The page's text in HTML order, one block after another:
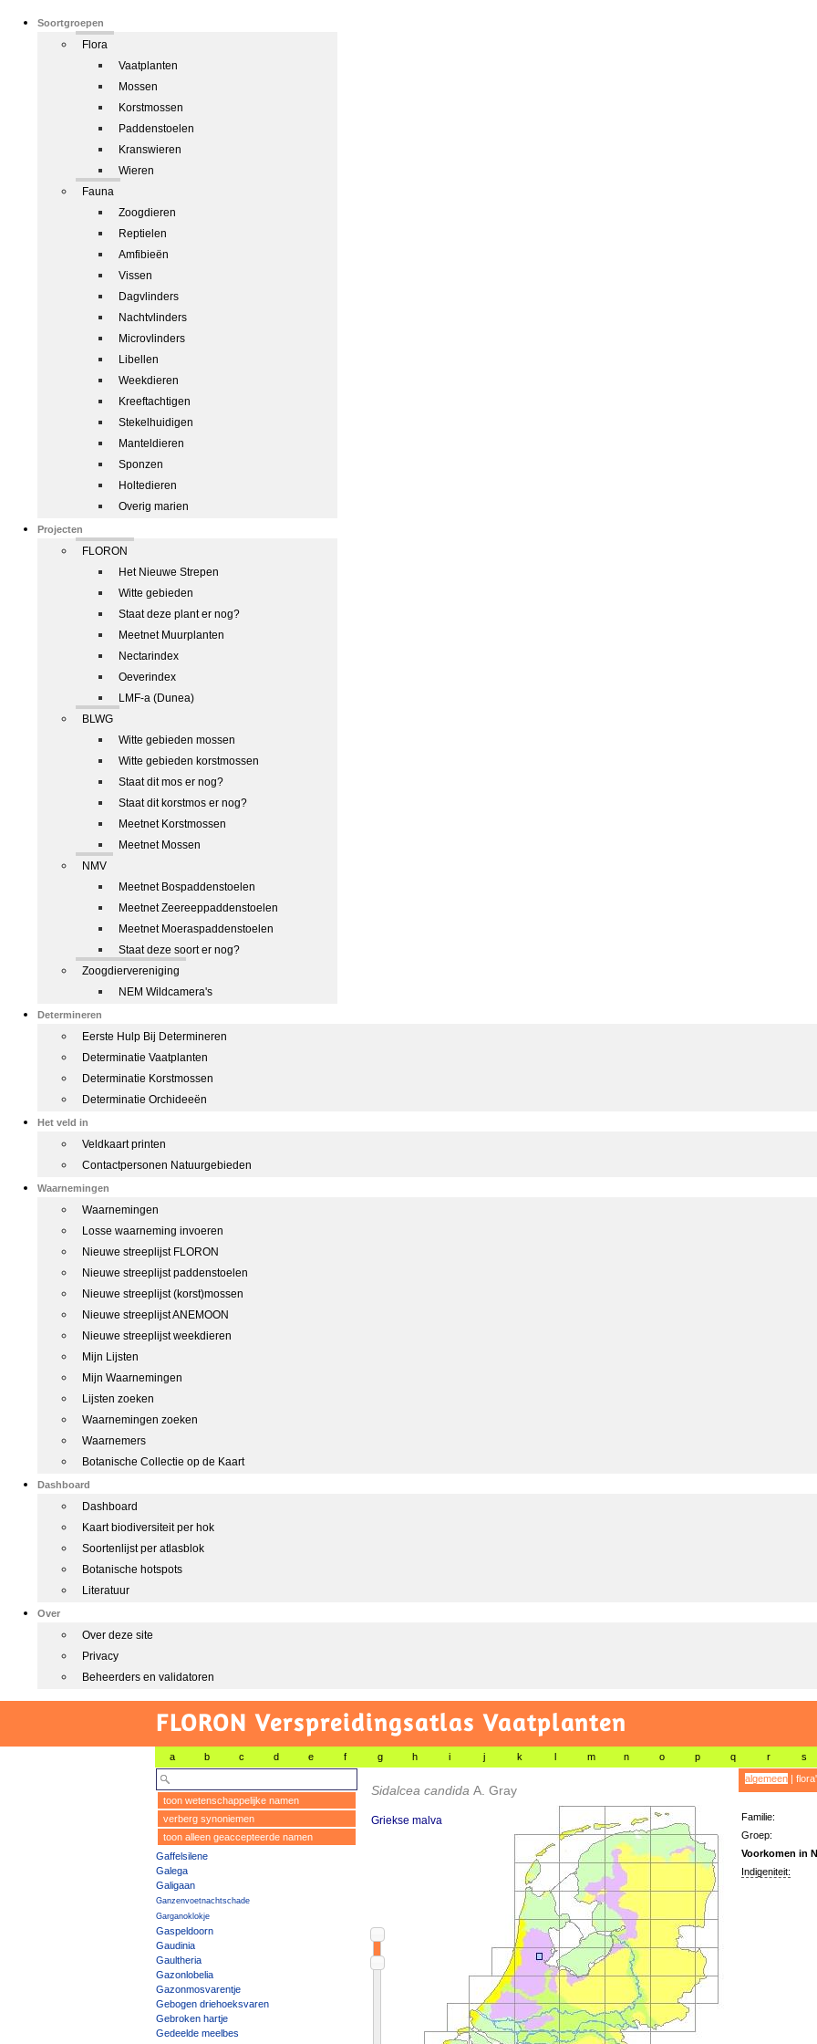
Soortgroepen
Flora
Vaatplanten
Mossen
Korstmossen
Paddenstoelen
Kranswieren
Wieren
Fauna
Zoogdieren
Reptielen
Amfibieën
Vissen
Dagvlinders
Nachtvlinders
Microvlinders
Libellen
Weekdieren
Kreeftachtigen
Stekelhuidigen
Manteldieren
Sponzen
Holtedieren
Overig marien
Projecten
FLORON
Het Nieuwe Strepen
Witte gebieden
Staat deze plant er nog?
Meetnet Muurplanten
Nectarindex
Oeverindex
LMF-a (Dunea)
BLWG
Witte gebieden mossen
Witte gebieden korstmossen
Staat dit mos er nog?
Staat dit korstmos er nog?
Meetnet Korstmossen
Meetnet Mossen
NMV
Meetnet Bospaddenstoelen
Meetnet Zeereeppaddenstoelen
Meetnet Moeraspaddenstoelen
Staat deze soort er nog?
Zoogdiervereniging
NEM Wildcamera's
Determineren
Eerste Hulp Bij Determineren
Determinatie Vaatplanten
Determinatie Korstmossen
Determinatie Orchideeën
Het veld in
Veldkaart printen
Contactpersonen Natuurgebieden
Waarnemingen
Waarnemingen
Losse waarneming invoeren
Nieuwe streeplijst FLORON
Nieuwe streeplijst paddenstoelen
Nieuwe streeplijst (korst)mossen
Nieuwe streeplijst ANEMOON
Nieuwe streeplijst weekdieren
Mijn Lijsten
Mijn Waarnemingen
Lijsten zoeken
Waarnemingen zoeken
Waarnemers
Botanische Collectie op de Kaart
Dashboard
Dashboard
Kaart biodiversiteit per hok
Soortenlijst per atlasblok
Botanische hotspots
Literatuur
Over
Over deze site
Privacy
Beheerders en validatoren
FLORON Verspreidingsatlas Vaatplanten
a b c d e f g h i j k l m n o p q r s
toon wetenschappelijke namen
verberg synoniemen
toon alleen geaccepteerde namen
Gaffelsilene
Galega
Galigaan
Ganzenvoetnachtschade
Garganoklokje
Gaspeldoorn
Gaudinia
Gaultheria
Gazonlobelia
Gazonmosvarentje
Gebogen driehoeksvaren
Gebroken hartje
Gedeelde meelbes
Sidalcea candida A. Gray
Griekse malva
algemeen|
Familie:
Groep:
Voorkomen in
Indigeniteit: